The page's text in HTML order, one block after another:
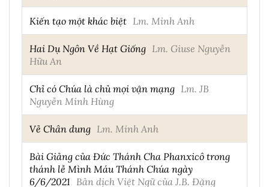
Kiến tạo một khác biệt Lm. Minh Anh
Hai Dụ Ngôn Về Hạt Giống Lm. Giuse Nguyễn
Hữu An
Chỉ có Chúa là chủ mọi vận mạng Lm. JB
Nguyễn Minh Hùng
Vẻ Chân dung Lm. Minh Anh
Bài Giảng của Đức Thánh Cha Phanxicô trong
thánh lễ Mình Máu Thánh Chúa ngày
6/6/2021 Bản dịch Việt Ngữ của J.B. Đặng